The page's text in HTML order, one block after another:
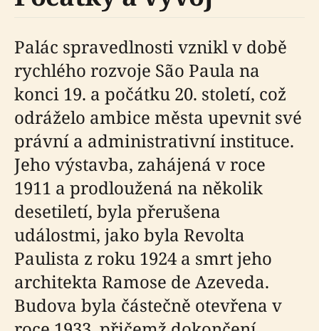
Palác spravedlnosti vznikl v době
rychlého rozvoje São Paula na
konci 19. a počátku 20. století, což
odráželo ambice města upevnit své
právní a administrativní instituce.
Jeho výstavba, zahájená v roce
1911 a prodloužená na několik
desetiletí, byla přerušena
událostmi, jako byla Revolta
Paulista z roku 1924 a smrt jeho
architekta Ramose de Azeveda.
Budova byla částečně otevřena v